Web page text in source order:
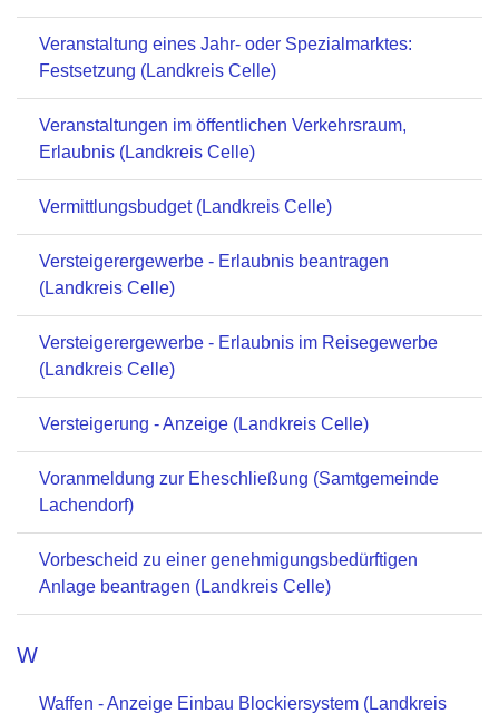
Veranstaltung eines Jahr- oder Spezialmarktes:
Festsetzung (Landkreis Celle)
Veranstaltungen im öffentlichen Verkehrsraum,
Erlaubnis (Landkreis Celle)
Vermittlungsbudget (Landkreis Celle)
Versteigerergewerbe - Erlaubnis beantragen
(Landkreis Celle)
Versteigerergewerbe - Erlaubnis im Reisegewerbe
(Landkreis Celle)
Versteigerung - Anzeige (Landkreis Celle)
Voranmeldung zur Eheschließung (Samtgemeinde
Lachendorf)
Vorbescheid zu einer genehmigungsbedürftigen
Anlage beantragen (Landkreis Celle)
W
Waffen - Anzeige Einbau Blockiersystem (Landkreis